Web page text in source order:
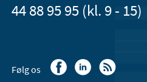
44 88 95 95 (kl. 9 - 15)
Følg os